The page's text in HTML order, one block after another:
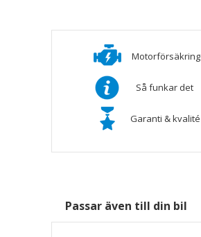
Motorförsäkring
Så funkar det
Garanti & kvalité
Passar även till din bil